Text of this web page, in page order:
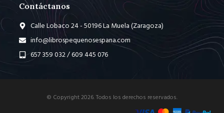
Contáctanos
Calle Lobaco 24 - 50196 La Muela (Zaragoza)
info@librospequenosespana.com
657 359 032 / 609 445 076
© Copyright 2026. Todos los derechos reservados.